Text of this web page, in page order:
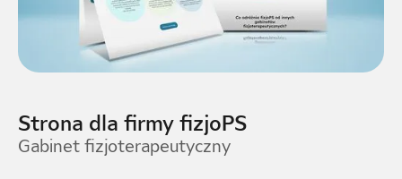
Strona dla firmy fizjoPS
Gabinet fizjoterapeutyczny